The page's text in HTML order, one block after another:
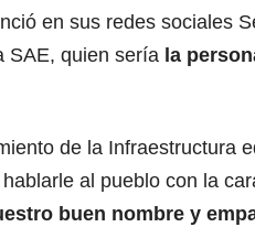
en sus redes sociales
SAE, quien sería la
de la Infraestructura
al pueblo con la
buen nombre y